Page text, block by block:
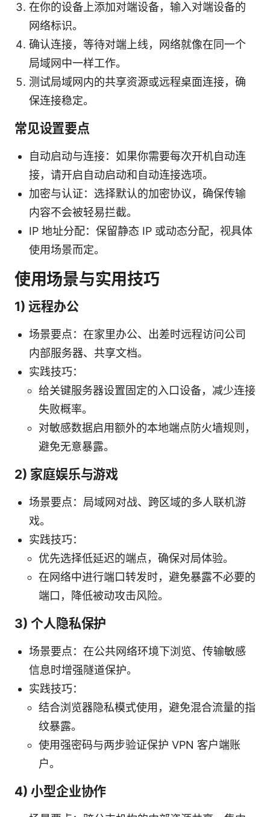
在你的设备上添加对端设备，输入对端设备的
网络标识。
确认连接，等待对端上线，网络就像在同一个
局域网中一样工作。
测试局域网内的共享资源或远程桌面连接，确
保连接稳定。
常见设置要点
自动启动与连接：如果你需要每次开机自动连
接，请开启自动启动和自动连接选项。
加密与认证：选择默认的加密协议，确保传输
内容不会被轻易拦截。
IP 地址分配：保留静态 IP 或动态分配，视具体
使用场景而定。
使用场景与实用技巧
1) 远程办公
场景要点：在家里办公、出差时远程访问公司
内部服务器、共享文档。
实践技巧：
给关键服务器设置固定的入口设备，减少连接
失败概率。
对敏感数据启用额外的本地端点防火墙规则，
避免无意暴露。
2) 家庭娱乐与游戏
场景要点：局域网对战、跨区域的多人联机游
戏。
实践技巧：
优先选择低延迟的端点，确保对局体验。
在网络中进行端口转发时，避免暴露不必要的
端口，降低被动攻击风险。
3) 个人隐私保护
场景要点：在公共网络环境下浏览、传输敏感
信息时增强隧道保护。
实践技巧：
结合浏览器隐私模式使用，避免混合流量的指
纹暴露。
使用强密码与两步验证保护 VPN 客户端账
户。
4) 小型企业协作